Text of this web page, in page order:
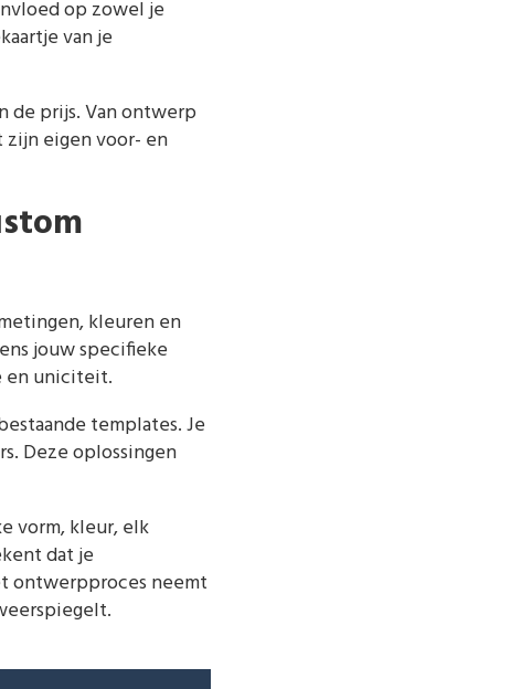
op zowel je
van je
de prijs. Van ontwerp
eigen voor- en
kleuren en
jouw specifieke
en uniciteit.
templates. Je
Deze oplossingen
vorm, kleur, elk
dat je
ontwerpproces neemt